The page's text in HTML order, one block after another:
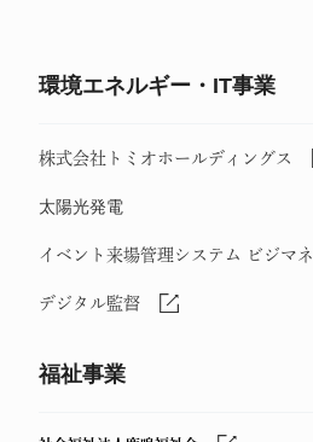
環境エネルギー・IT事業
株式会社トミオホールディングス
太陽光発電
イベント来場管理システム ビジマネ
デジタル監督
福祉事業